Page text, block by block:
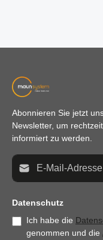
Abonnieren Sie jetzt
Newsletter, um
informiert zu werden.
E-Mail-Adresse*
Datenschutz
Ich habe die
genommen und die